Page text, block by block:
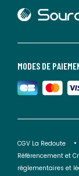
MODES DE
lien vers Sourdline
CGV La Redoute
Référencement et
réglementaires et